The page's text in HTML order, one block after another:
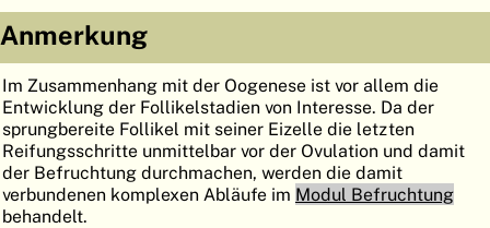
ORGANOGENESE
ATLASEMBRYOLOGY
SUCHEN
HILFE
Anmerkung
Im Zusammenhang mit der Oogenese ist vor allem die
Entwicklung der Follikelstadien von Interesse. Da der
sprungbereite Follikel mit seiner Eizelle die letzten
Reifungsschritte unmittelbar vor der Ovulation und damit
der Befruchtung durchmachen, werden die damit
verbundenen komplexen Abläufe im Modul Befruchtung
behandelt.